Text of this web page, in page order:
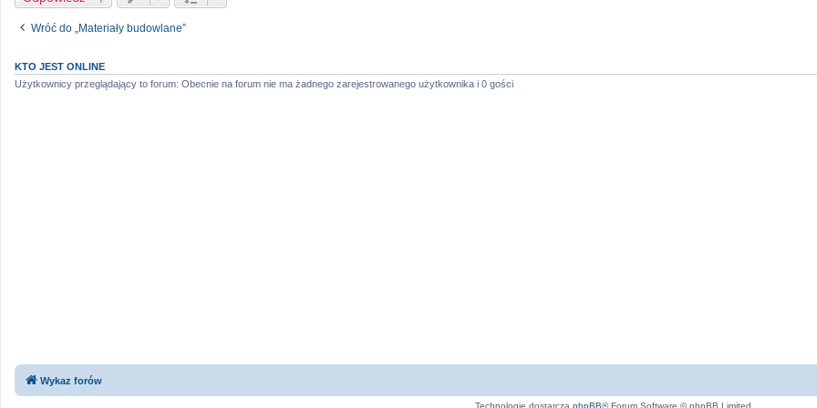
Wróć do „Materiały budowlane”
KTO JEST ONLINE
Użytkownicy przeglądający to forum: Obecnie na forum nie ma żadnego zarejestrowanego użytkownika i 0 gości
Wykaz forów
Technologię dostarcza phpBB® Forum Software © phpBB Limited